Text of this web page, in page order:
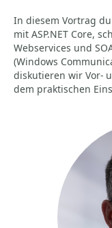
In diesem Vortrag
mit ASP.NET Core,
Webservices und
(Windows
diskutieren wir Vor-
dem praktischen